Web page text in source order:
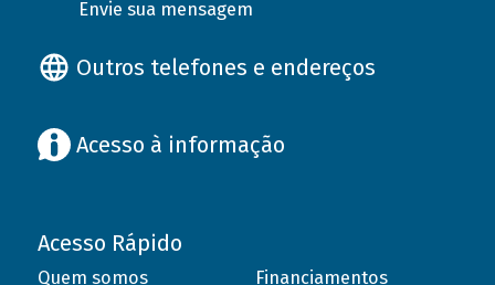
Envie sua mensagem
Outros telefones e endereços
Acesso à informação
Acesso Rápido
Quem somos
Financiamentos